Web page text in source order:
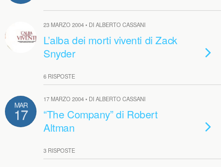
23 MARZO 2004 • DI ALBERTO CASSANI
L’alba dei morti viventi di Zack
Snyder
6 RISPOSTE
MAR
17
17 MARZO 2004 • DI ALBERTO CASSANI
“The Company” di Robert
Altman
3 RISPOSTE